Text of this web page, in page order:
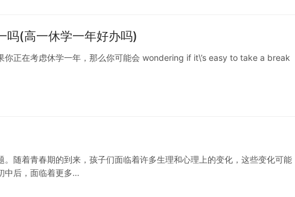
吗(高一休学一年好办吗)
你正在考虑休学一年，那么你可能会 wondering if it\’s easy to take a break
随着青春期的到来，孩子们面临着许多生理和心理上的变化，这些变化可能
中后，面临着更多…